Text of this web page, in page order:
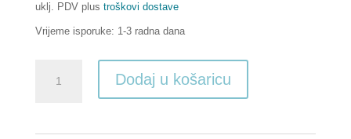
uklj. PDV plus troškovi dostave
Vrijeme isporuke: 1-3 radna dana
Paar
Dodaj u košaricu